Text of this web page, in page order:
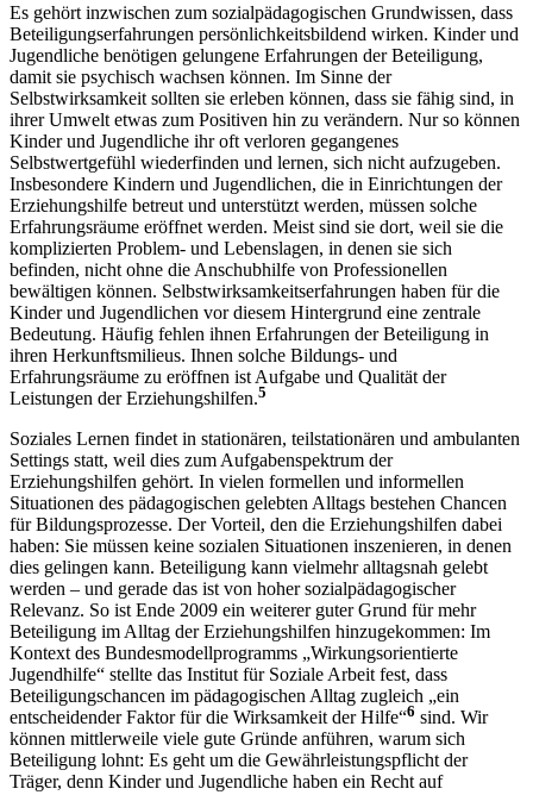
Es gehört inzwischen zum sozialpädagogischen Grundwissen, dass
Beteiligungserfahrungen persönlichkeitsbildend wirken. Kinder und
Jugendliche benötigen gelungene Erfahrungen der Beteiligung,
damit sie psychisch wachsen können. Im Sinne der
Selbstwirksamkeit sollten sie erleben können, dass sie fähig sind, in
ihrer Umwelt etwas zum Positiven hin zu verändern. Nur so können
Kinder und Jugendliche ihr oft verloren gegangenes
Selbstwertgefühl wiederfinden und lernen, sich nicht aufzugeben.
Insbesondere Kindern und Jugendlichen, die in Einrichtungen der
Erziehungshilfe betreut und unterstützt werden, müssen solche
Erfahrungsräume eröffnet werden. Meist sind sie dort, weil sie die
komplizierten Problem- und Lebenslagen, in denen sie sich
befinden, nicht ohne die Anschubhilfe von Professionellen
bewältigen können. Selbstwirksamkeitserfahrungen haben für die
Kinder und Jugendlichen vor diesem Hintergrund eine zentrale
Bedeutung. Häufig fehlen ihnen Erfahrungen der Beteiligung in
ihren Herkunftsmilieus. Ihnen solche Bildungs- und
Erfahrungsräume zu eröffnen ist Aufgabe und Qualität der
Leistungen der Erziehungshilfen.5
Soziales Lernen findet in stationären, teilstationären und ambulanten
Settings statt, weil dies zum Aufgabenspektrum der
Erziehungshilfen gehört. In vielen formellen und informellen
Situationen des pädagogischen gelebten Alltags bestehen Chancen
für Bildungsprozesse. Der Vorteil, den die Erziehungshilfen dabei
haben: Sie müssen keine sozialen Situationen inszenieren, in denen
dies gelingen kann. Beteiligung kann vielmehr alltagsnah gelebt
werden – und gerade das ist von hoher sozialpädagogischer
Relevanz. So ist Ende 2009 ein weiterer guter Grund für mehr
Beteiligung im Alltag der Erziehungshilfen hinzugekommen: Im
Kontext des Bundesmodellprogramms „Wirkungsorientierte
Jugendhilfe“ stellte das Institut für Soziale Arbeit fest, dass
Beteiligungschancen im pädagogischen Alltag zugleich „ein
entscheidender Faktor für die Wirksamkeit der Hilfe“6 sind. Wir
können mittlerweile viele gute Gründe anführen, warum sich
Beteiligung lohnt: Es geht um die Gewährleistungspflicht der
Träger, denn Kinder und Jugendliche haben ein Recht auf